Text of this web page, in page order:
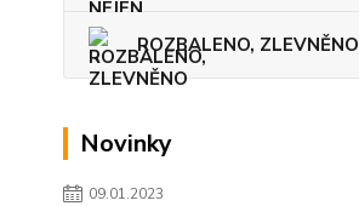
ROZBALENO, ZLEVNĚNO
Novinky
09.01.2023